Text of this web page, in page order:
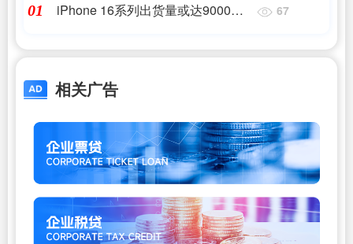
01
iPhone 16系列出货量或达9000万
67
相关广告